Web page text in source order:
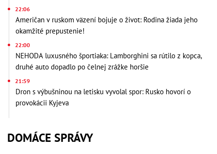
22:06
Američan v ruskom väzení bojuje o život: Rodina žiada jeho
okamžité prepustenie!
22:00
NEHODA luxusného športiaka: Lamborghini sa rútilo z kopca,
druhé auto dopadlo po čelnej zrážke horšie
21:59
Dron s výbušninou na letisku vyvolal spor: Rusko hovorí o
provokácii Kyjeva
DOMÁCE SPRÁVY